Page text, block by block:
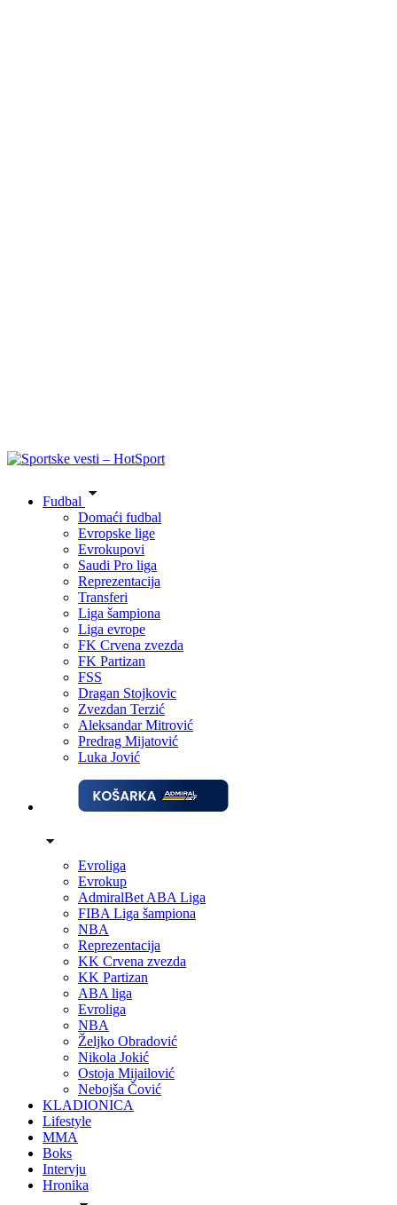
Fudbal
Domaći fudbal
Evropske lige
Evrokupovi
Saudi Pro liga
Reprezentacija
Transferi
Liga šampiona
Liga evrope
FK Crvena zvezda
FK Partizan
FSS
Dragan Stojkovic
Zvezdan Terzić
Aleksandar Mitrović
Predrag Mijatović
Luka Jović
Evroliga
Evrokup
AdmiralBet ABA Liga
FIBA Liga šampiona
NBA
Reprezentacija
KK Crvena zvezda
KK Partizan
ABA liga
Evroliga
NBA
Željko Obradović
Nikola Jokić
Ostoja Mijailović
Nebojša Čović
KLADIONICA
Lifestyle
MMA
Boks
Intervju
Hronika